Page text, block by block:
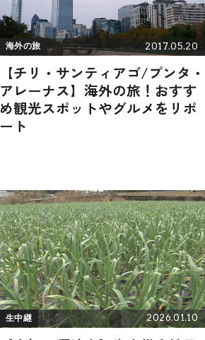
海外の旅 2017.05.20
【チリ・サンティアゴ/プンタ・
アレーナス】海外の旅！おすす
め観光スポットやグルメをリポ
ート
生中継 2026.01.10